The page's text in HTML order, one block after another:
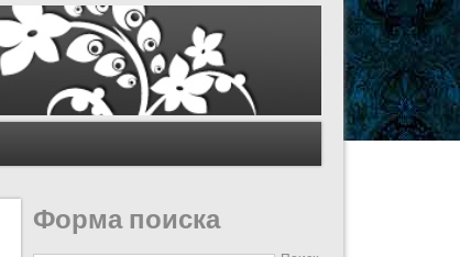
Форма поиска